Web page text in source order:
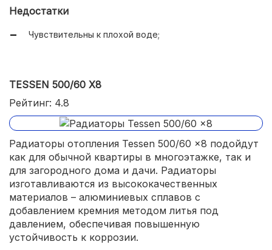
Недостатки
Чувствительны к плохой воде;
TESSEN 500/60 X8
Рейтинг: 4.8
Радиаторы отопления Tessen 500/60 x8 подойдут
как для обычной квартиры в многоэтажке, так и
для загородного дома и дачи. Радиаторы
изготавливаются из высококачественных
материалов – алюминиевых сплавов с
добавлением кремния методом литья под
давлением, обеспечивая повышенную
устойчивость к коррозии.